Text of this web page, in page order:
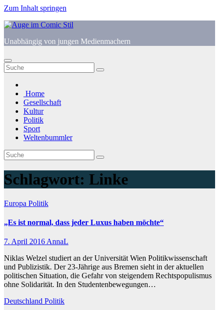
Zum Inhalt springen
Unabhängig von jungen Medienmachern
Home
Gesellschaft
Kultur
Politik
Sport
Weltenbummler
Schlagwort: Linke
Europa Politik
„Es ist normal, dass jeder Luxus haben möchte“
7. April 2016AnnaL
Niklas Welzel studiert an der Universität Wien Politikwissenschaft
und Publizistik. Der 23-Jährige aus Bremen sieht in der aktuellen
politischen Situation, die Gefahr von steigendem Rechtspopulismus
ohne Solidarität. In den Studentenbewegungen…
Deutschland Politik